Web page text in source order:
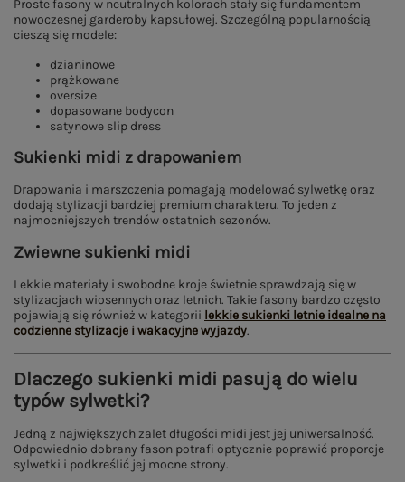
Proste fasony w neutralnych kolorach stały się fundamentem
nowoczesnej garderoby kapsułowej. Szczególną popularnością
cieszą się modele:
dzianinowe
prążkowane
oversize
dopasowane bodycon
satynowe slip dress
Sukienki midi z drapowaniem
Drapowania i marszczenia pomagają modelować sylwetkę oraz
dodają stylizacji bardziej premium charakteru. To jeden z
najmocniejszych trendów ostatnich sezonów.
Zwiewne sukienki midi
Lekkie materiały i swobodne kroje świetnie sprawdzają się w
stylizacjach wiosennych oraz letnich. Takie fasony bardzo często
pojawiają się również w kategorii lekkie sukienki letnie idealne na
codzienne stylizacje i wakacyjne wyjazdy.
Dlaczego sukienki midi pasują do wielu
typów sylwetki?
Jedną z największych zalet długości midi jest jej uniwersalność.
Odpowiednio dobrany fason potrafi optycznie poprawić proporcje
sylwetki i podkreślić jej mocne strony.